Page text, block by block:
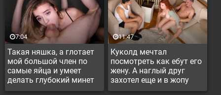
Такая няшка, а глотает
мой большой член по
самые яйца и умеет
делать глубокий минет
7:04
Куколд мечтал
посмотреть как ебут его
жену. А наглый друг
захотел еще и в жопу
вставить
11:47